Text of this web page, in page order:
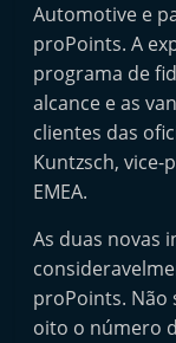
Automotive e
proPoints. A
programa de
alcance e as
clientes das
Kuntzsch,
EMEA.
As duas novas
proPoints. Não
oito o número